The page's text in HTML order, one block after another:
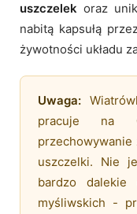
uszczelek oraz
nabitą kapsułą
żywotności układu
Uwaga:
pracuje na
przechowywanie
uszczelki. Nie
bardzo dalekie
myśliwskich -